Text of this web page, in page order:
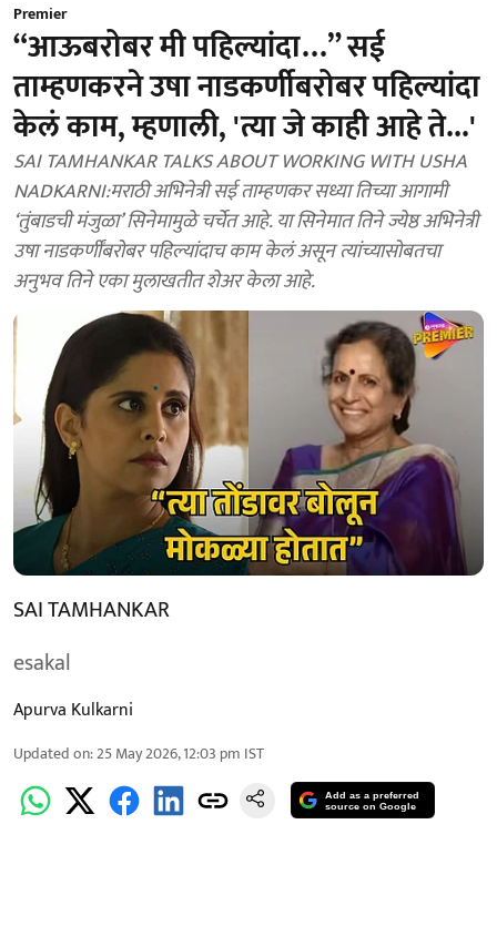
Premier
“आऊबरोबर मी पहिल्यांदा…” सई
ताम्हणकरने उषा नाडकर्णीबरोबर पहिल्यांदा
केलं काम, म्हणाली, 'त्या जे काही आहे ते...'
SAI TAMHANKAR TALKS ABOUT WORKING WITH USHA
NADKARNI:मराठी अभिनेत्री सई ताम्हणकर सध्या तिच्या आगामी
‘तुंबाडची मंजुळा’ सिनेमामुळे चर्चेत आहे. या सिनेमात तिने ज्येष्ठ अभिनेत्री
उषा नाडकर्णींबरोबर पहिल्यांदाच काम केलं असून त्यांच्यासोबतचा
अनुभव तिने एका मुलाखतीत शेअर केला आहे.
SAI TAMHANKAR
esakal
Apurva Kulkarni
Updated on:25 May 2026, 12:03 pm IST
Add as a preferred
source on Google